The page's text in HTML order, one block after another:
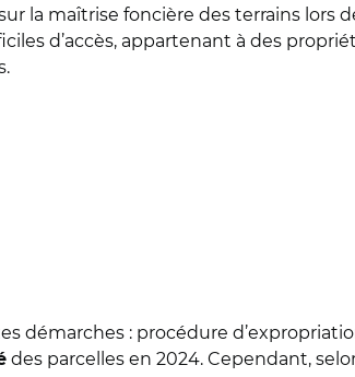
la maîtrise foncière des terrains lors
d’accès, appartenant à des
démarches : procédure
des parcelles en 2024. Cependant,